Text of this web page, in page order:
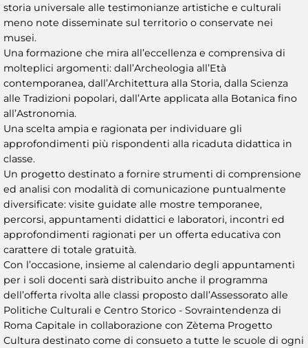
storia universale alle testimonianze artistiche e culturali
meno note disseminate sul territorio o conservate nei
musei.
Una formazione che mira all’eccellenza e comprensiva di
molteplici argomenti: dall’Archeologia all’Età
contemporanea, dall’Architettura alla Storia, dalla Scienza
alle Tradizioni popolari, dall’Arte applicata alla Botanica fino
all’Astronomia.
Una scelta ampia e ragionata per individuare gli
approfondimenti più rispondenti alla ricaduta didattica in
classe.
Un progetto destinato a fornire strumenti di comprensione
ed analisi con modalità di comunicazione puntualmente
diversificate: visite guidate alle mostre temporanee,
percorsi, appuntamenti didattici e laboratori, incontri ed
approfondimenti ragionati per un offerta educativa con
carattere di totale gratuità.
Con l’occasione, insieme al calendario degli appuntamenti
per i soli docenti sarà distribuito anche il programma
dell’offerta rivolta alle classi proposto dall’Assessorato alle
Politiche Culturali e Centro Storico - Sovraintendenza di
Roma Capitale in collaborazione con Zètema Progetto
Cultura destinato come di consueto a tutte le scuole di ogni